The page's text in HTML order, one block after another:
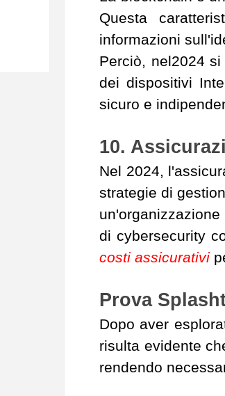
Questa
informazioni
Perciò, nel2024
dei dispositivi
sicuro e
10.
Nel 2024,
strategie di
di cybersecurity
costi assicurativi
Prova
Dopo aver
risulta evidente
rendendo